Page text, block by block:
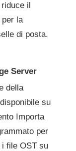
il
la
di posta.
Server
della
su
Importa
per
file OST su